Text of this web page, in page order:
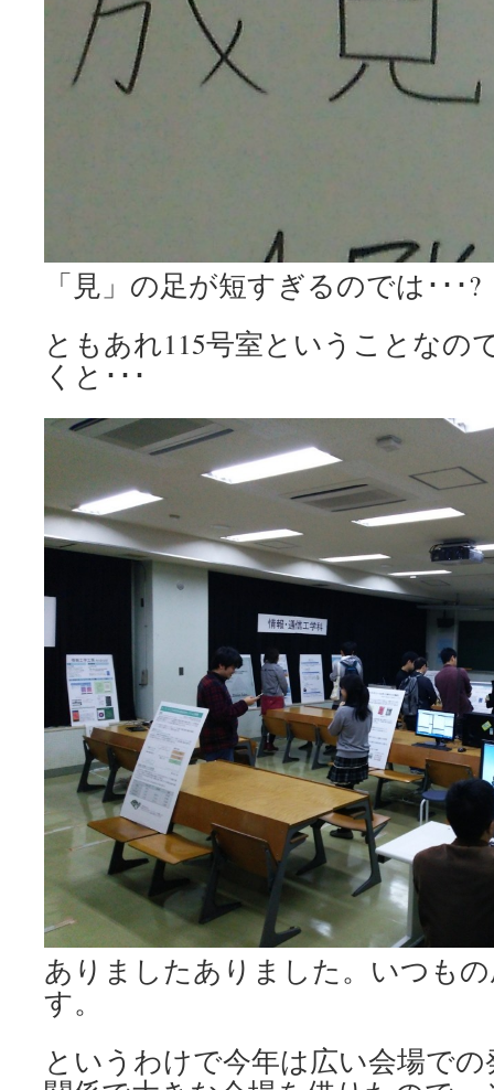
「見」の足が短すぎるのでは･･･
ともあれ115号室ということなの
くと･･･
ありましたありました。いつも
す。
というわけで今年は広い会場で